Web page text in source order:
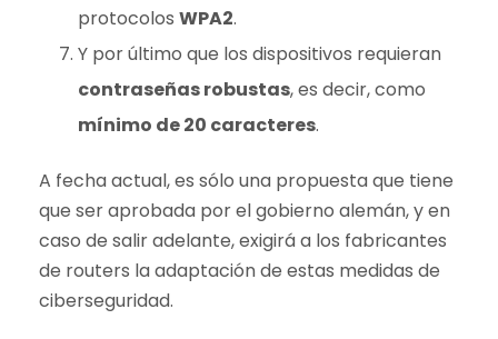
protocolos WPA2.
Y por último que los dispositivos requieran
contraseñas robustas, es decir, como
mínimo de 20 caracteres.
A fecha actual, es sólo una propuesta que tiene
que ser aprobada por el gobierno alemán, y en
caso de salir adelante, exigirá a los fabricantes
de routers la adaptación de estas medidas de
ciberseguridad.